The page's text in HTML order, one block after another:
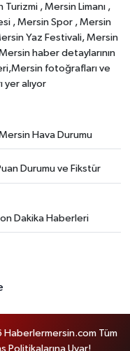
, Mersin Limanı ,
, Mersin Spor , Mersin
Yaz Festivali, Mersin
haber detaylarının
fotoğrafları ve
yer alıyor
Hava Durumu
Durumu ve Fikstür
Dakika Haberleri
Tüm
Politikalarına Uyar!